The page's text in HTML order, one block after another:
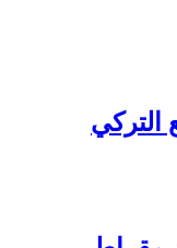
التركي